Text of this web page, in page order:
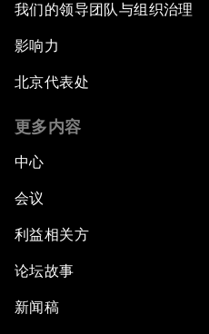
我们的领导团队与组织治理
影响力
北京代表处
更多内容
中心
会议
利益相关方
论坛故事
新闻稿